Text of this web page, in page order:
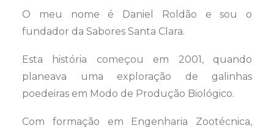
O meu nome é Daniel Roldão e sou o
fundador da Sabores Santa Clara.
Esta história começou em 2001, quando
planeava uma exploração de galinhas
poedeiras em Modo de Produção Biológico.
Com formação em Engenharia Zootécnica,